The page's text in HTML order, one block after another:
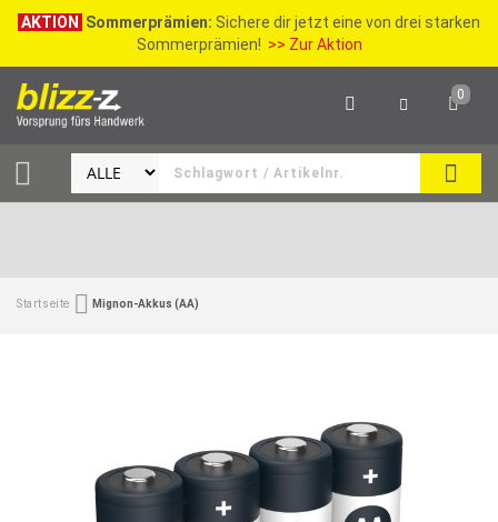
AKTION Sommerprämien: Sichere dir jetzt eine von drei starken
Sommerprämien! >> Zur Aktion
0
Startseite Mignon-Akkus (AA)